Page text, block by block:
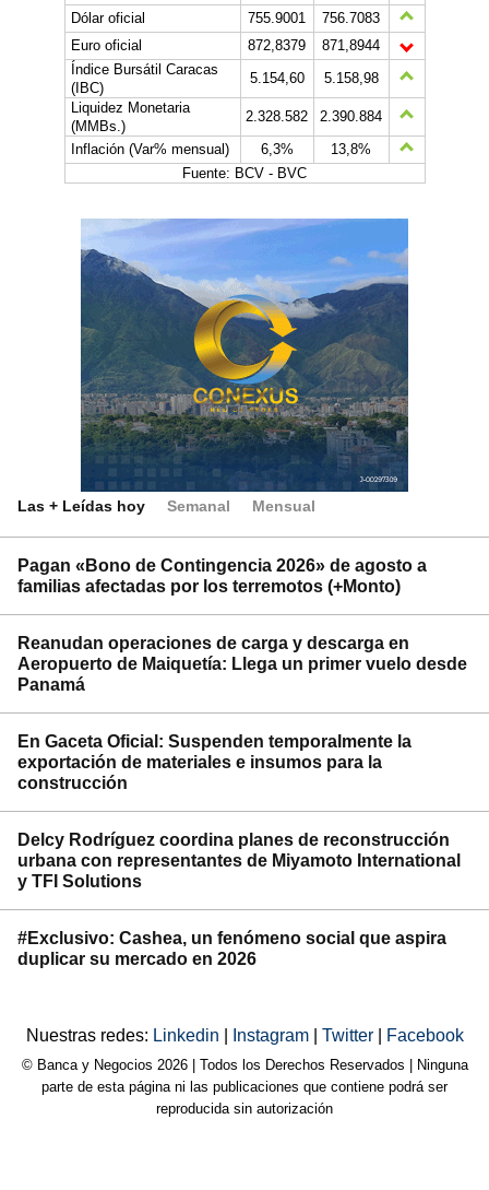
Dólar oficial
755.9001
756.7083
Euro oficial
872,8379
871,8944
Índice Bursátil Caracas
(IBC)
5.154,60
5.158,98
Liquidez Monetaria
(MMBs.)
2.328.582
2.390.884
Inflación (Var% mensual)
6,3%
13,8%
Fuente: BCV - BVC
Las + Leídas hoy Semanal Mensual
Pagan «Bono de Contingencia 2026» de agosto a
familias afectadas por los terremotos (+Monto)
Reanudan operaciones de carga y descarga en
Aeropuerto de Maiquetía: Llega un primer vuelo desde
Panamá
En Gaceta Oficial: Suspenden temporalmente la
exportación de materiales e insumos para la
construcción
Delcy Rodríguez coordina planes de reconstrucción
urbana con representantes de Miyamoto International
y TFI Solutions
#Exclusivo: Cashea, un fenómeno social que aspira
duplicar su mercado en 2026
Nuestras redes: Linkedin Instagram Twitter Facebook
© Banca y Negocios 2026 | Todos los Derechos Reservados | Ninguna
parte de esta página ni las publicaciones que contiene podrá ser
reproducida sin autorización